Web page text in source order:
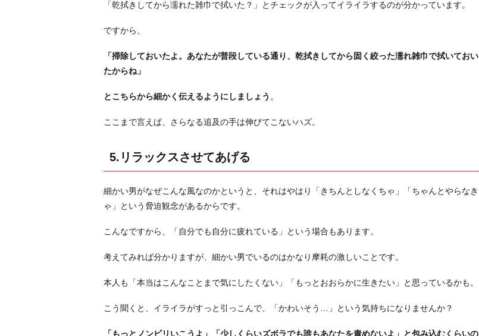
「乾拭きしてから濡れた雑巾で拭いた？」とチェックが入ってイライラするのが分かっています。
ですから、
「掃除しておいたよ。あなたが普段している通り、乾拭きしてから固く絞った濡れ雑巾で拭いておい
たからね」
とこちらから細かく伝えるようにしましょう 。
ここまで言えば、さらなる追及の手は伸びてこないハズ。
5.リラックスさせてあげる
細かい男がなぜこんな風なのかというと、それはやはり「きちんとしなくちゃ」「ちゃんとやらなき
ゃ」という脅迫観念があるからです。
こんなですから、「自分でも自分に疲れている」という場合もあります。
考えてみれば分かりますが、細かい男でいるのはかなり摩耗の激しいことです。
本人も「本当はこんなことまで気にしたくない」「もっとおおらかに生きたい」と思っているかも。
こう聞くと、イライラがすっと引っこんで、「かわいそう…」という気持ちになりませんか？
「もっとノンビリいこうよ」「少しくらいズボラでも誰もあなたを責めないよ」 と包み込むくらいの